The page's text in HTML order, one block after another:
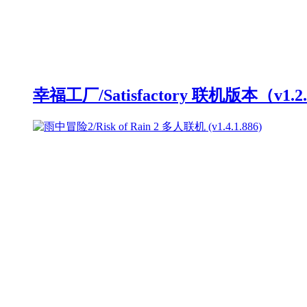
幸福工厂/Satisfactory 联机版本（